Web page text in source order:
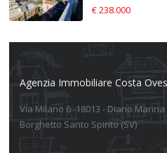
€ 238.000
Agenzia Immobiliare Costa
Via Milano 6 -18013 - Diano Marina
Borghetto Santo Spirito (SV)